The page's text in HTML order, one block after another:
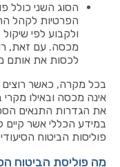
הסוג השני כולל
הפרטיות לקהל
ולקבוע לפי
מכסה. עם זאת,
לכסות את אותם
בכל מקרה, כאשר
אינה מכסה ובאילו
את הגדרות התנאים
במידע הכללי אשר קיים
פוליסות הביטוח
מה פוליסת הביטוח